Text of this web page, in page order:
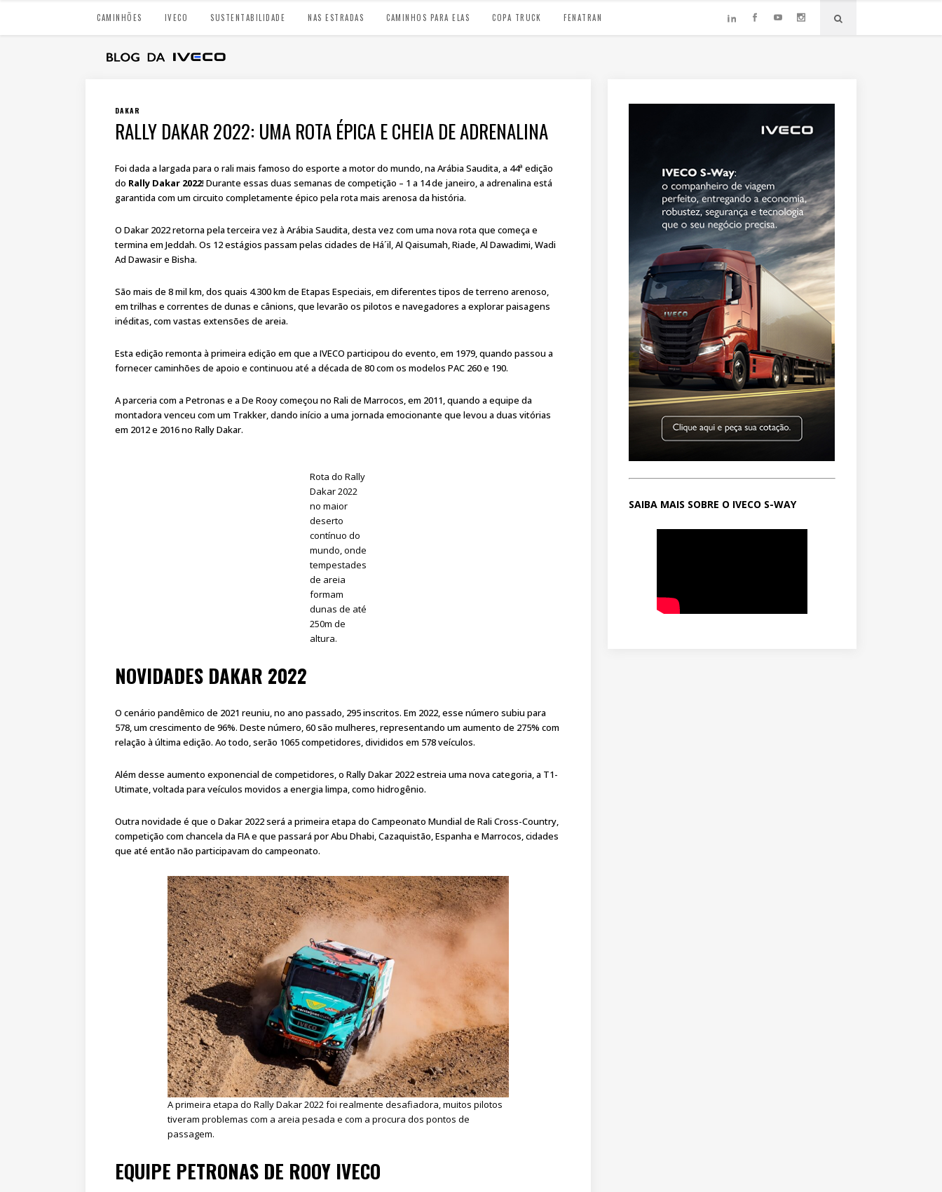
CAMINHÕES IVECO SUSTENTABILIDADE NAS ESTRADAS CAMINHOS PARA ELAS COPA TRUCK FENATRAN
DAKAR
RALLY DAKAR 2022: UMA ROTA ÉPICA E CHEIA DE ADRENALINA
Foi dada a largada para o rali mais famoso do esporte a motor do mundo, na Arábia Saudita, a 44ª edição
do Rally Dakar 2022! Durante essas duas semanas de competição – 1 a 14 de janeiro, a adrenalina está
garantida com um circuito completamente épico pela rota mais arenosa da história.
O Dakar 2022 retorna pela terceira vez à Arábia Saudita, desta vez com uma nova rota que começa e
termina em Jeddah. Os 12 estágios passam pelas cidades de Há´il, Al Qaisumah, Riade, Al Dawadimi, Wadi
Ad Dawasir e Bisha.
São mais de 8 mil km, dos quais 4.300 km de Etapas Especiais, em diferentes tipos de terreno arenoso,
em trilhas e correntes de dunas e cânions, que levarão os pilotos e navegadores a explorar paisagens
inéditas, com vastas extensões de areia.
Esta edição remonta à primeira edição em que a IVECO participou do evento, em 1979, quando passou a
fornecer caminhões de apoio e continuou até a década de 80 com os modelos PAC 260 e 190.
A parceria com a Petronas e a De Rooy começou no Rali de Marrocos, em 2011, quando a equipe da
montadora venceu com um Trakker, dando início a uma jornada emocionante que levou a duas vitórias
em 2012 e 2016 no Rally Dakar.
Rota do Rally
Dakar 2022
no maior
deserto
contínuo do
mundo, onde
tempestades
de areia
formam
dunas de até
250m de
altura.
NOVIDADES DAKAR 2022
O cenário pandêmico de 2021 reuniu, no ano passado, 295 inscritos. Em 2022, esse número subiu para
578, um crescimento de 96%. Deste número, 60 são mulheres, representando um aumento de 275% com
relação à última edição. Ao todo, serão 1065 competidores, divididos em 578 veículos.
Além desse aumento exponencial de competidores, o Rally Dakar 2022 estreia uma nova categoria, a T1-
Utimate, voltada para veículos movidos a energia limpa, como hidrogênio.
Outra novidade é que o Dakar 2022 será a primeira etapa do Campeonato Mundial de Rali Cross-Country,
competição com chancela da FIA e que passará por Abu Dhabi, Cazaquistão, Espanha e Marrocos, cidades
que até então não participavam do campeonato.
A primeira etapa do Rally Dakar 2022 foi realmente desafiadora, muitos pilotos
tiveram problemas com a areia pesada e com a procura dos pontos de
passagem.
EQUIPE PETRONAS DE ROOY IVECO
SAIBA MAIS SOBRE O IVECO S-WAY